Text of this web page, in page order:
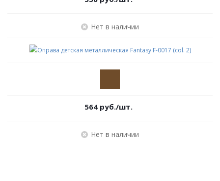
Нет в наличии
564руб./шт.
Нет в наличии